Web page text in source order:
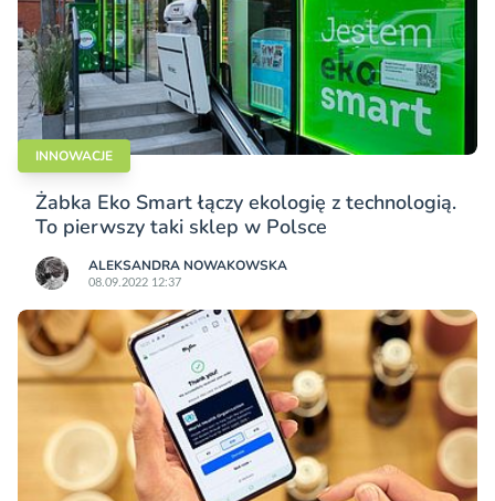
INNOWACJE
Żabka Eko Smart łączy ekologię z technologią.
To pierwszy taki sklep w Polsce
ALEKSANDRA NOWAKOWSKA
08.09.2022 12:37